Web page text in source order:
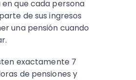
en que cada persona
de sus ingresos
una pensión cuando
exactamente 7
de pensiones y